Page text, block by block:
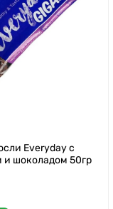
Everyday с
и шоколадом 50гр